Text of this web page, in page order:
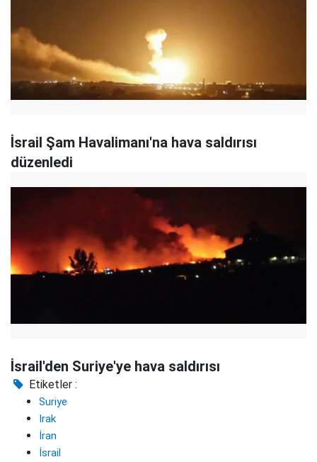
İsrail Şam Havalimanı'na hava saldırısı
düzenledi
İsrail'den Suriye'ye hava saldırısı
Etiketler :
Suriye
Irak
İran
İsrail